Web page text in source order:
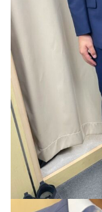
公
式
公
式